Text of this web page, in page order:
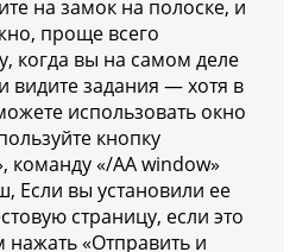
на замок на полоске, и
проще всего
когда вы на самом деле
видите задания — хотя в
использовать окно
кнопку
команду «/AA window»
Если вы установили ее
страницу, если это
«Отправить и